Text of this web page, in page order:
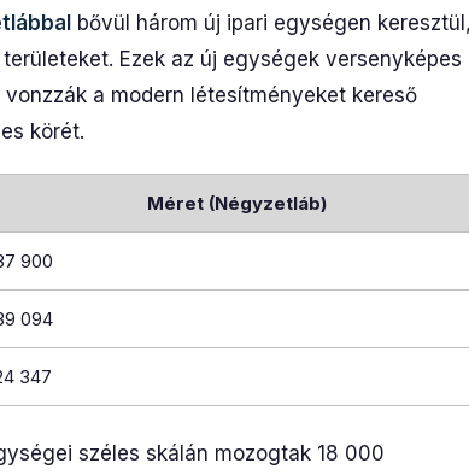
bővül három új ipari egységen keresztül,
Ezek az új egységek versenyképes
a modern létesítményeket kereső
körét.
Méret (Négyzetláb)
900
094
347
széles skálán mozogtak 18 000